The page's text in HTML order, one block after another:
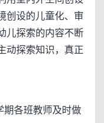
创设的儿童化、审
儿探索的内容不断
动探索知识，真正
各班教师及时做